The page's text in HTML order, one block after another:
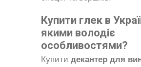
Купити глек в
якими володіє
особливостями?
Купити декантер для